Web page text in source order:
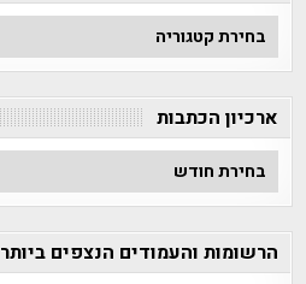
חפש
לפי
ארכיון הכתבות
ארכיון
הכתבות
הרשומות והעמודים הנצפים ביותר